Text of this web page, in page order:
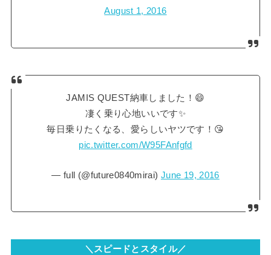
August 1, 2016
JAMIS QUEST納車しました！😄
凄く乗り心地いいです✨
毎日乗りたくなる、愛らしいヤツです！😘
pic.twitter.com/W95FAnfgfd
— full (@future0840mirai) June 19, 2016
＼スピードとスタイル／